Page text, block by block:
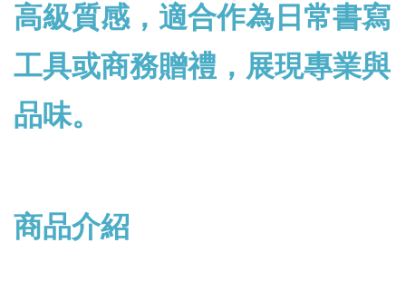
高級質感，適合作為日常書寫
工具或商務贈禮，展現專業與
品味。
商品介紹